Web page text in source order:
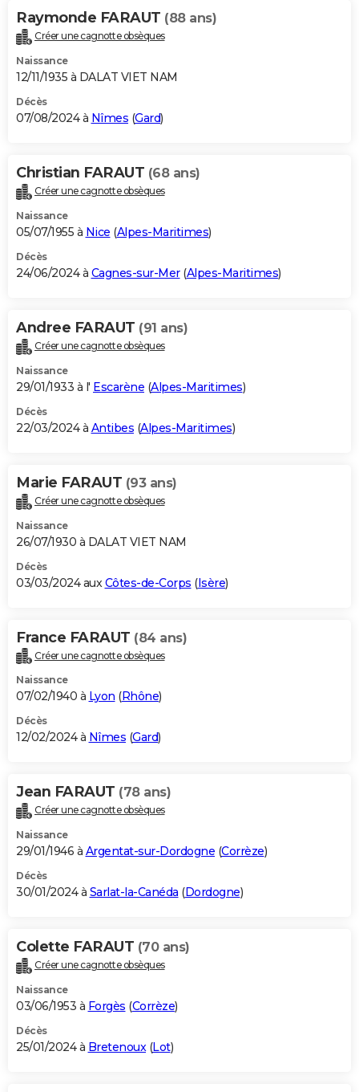
Raymonde FARAUT (88 ans)
Créer une cagnotte obsèques
Naissance
12/11/1935 à DALAT VIET NAM
Décès
07/08/2024 à Nîmes (Gard)
Christian FARAUT (68 ans)
Créer une cagnotte obsèques
Naissance
05/07/1955 à Nice (Alpes-Maritimes)
Décès
24/06/2024 à Cagnes-sur-Mer(Alpes-Maritimes)
Andree FARAUT (91 ans)
Créer une cagnotte obsèques
Naissance
29/01/1933 à l' Escarène (Alpes-Maritimes)
Décès
22/03/2024 à Antibes (Alpes-Maritimes)
Marie FARAUT (93 ans)
Créer une cagnotte obsèques
Naissance
26/07/1930 à DALAT VIET NAM
Décès
03/03/2024 aux Côtes-de-Corps (Isère)
France FARAUT (84 ans)
Créer une cagnotte obsèques
Naissance
07/02/1940 à Lyon (Rhône)
Décès
12/02/2024 à Nîmes (Gard)
Jean FARAUT (78 ans)
Créer une cagnotte obsèques
Naissance
29/01/1946 à Argentat-sur-Dordogne (Corrèze)
Décès
30/01/2024 à Sarlat-la-Canéda (Dordogne)
Colette FARAUT (70 ans)
Créer une cagnotte obsèques
Naissance
03/06/1953 à Forgès (Corrèze)
Décès
25/01/2024 à Bretenoux(Lot)